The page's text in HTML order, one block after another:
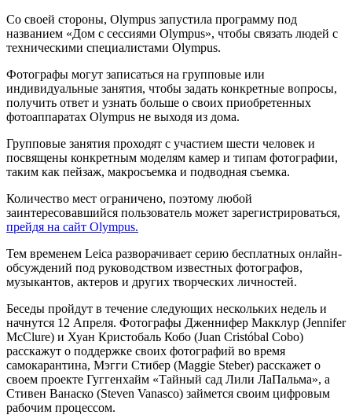
Со своей стороны, Olympus запустила программу под
названием «Дом с сессиями Olympus», чтобы связать людей с
техническими специалистами Olympus.
Фотографы могут записаться на групповые или
индивидуальные занятия, чтобы задать конкретные вопросы,
получить ответ и узнать больше о своих приобретенных
фотоаппаратах Olympus не выходя из дома.
Групповые занятия проходят с участием шести человек и
посвящены конкретным моделям камер и типам фотографии,
таким как пейзаж, макросъемка и подводная съемка.
Количество мест ограничено, поэтому любой
заинтересовавшийся пользователь может зарегистрироваться,
прейдя на сайт Olympus.
Тем временем Leica разворачивает серию бесплатных онлайн-
обсуждений под руководством известных фотографов,
музыкантов, актеров и других творческих личностей.
Беседы пройдут в течение следующих нескольких недель и
начнутся 12 Апреля. Фотографы Дженнифер Макклур (Jennifer
McClure) и Хуан Кристобаль Кобо (Juan Cristóbal Cobo)
расскажут о поддержке своих фотографий во время
самокарантина, Мэгги Стибер (Maggie Steber) расскажет о
своем проекте Гуггенхайм «Тайный сад Лили ЛаПальма», а
Стивен Ванаско (Steven Vanasco) займется своим цифровым
рабочим процессом.